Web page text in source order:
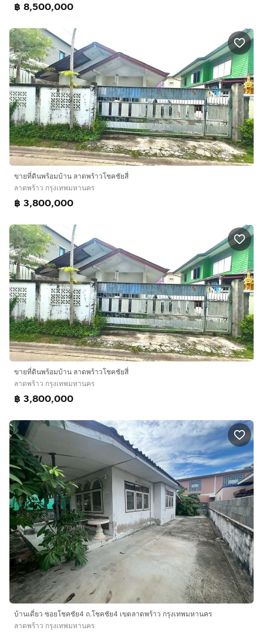
฿ 8,500,000
ขายที่ดินพร้อมบ้าน ลาดพร้าวโชคชัยสี่
ลาดพร้าว กรุงเทพมหานคร
฿ 3,800,000
ขายที่ดินพร้อมบ้าน ลาดพร้าวโชคชัยสี่
ลาดพร้าว กรุงเทพมหานคร
฿ 3,800,000
บ้านเดี่ยว ซอยโชคชัย4 ถ.โชคชัย4 เขตลาดพร้าว กรุงเทพมหานคร
ลาดพร้าว กรุงเทพมหานคร